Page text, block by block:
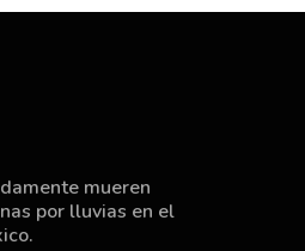
mueren
por lluvias en el